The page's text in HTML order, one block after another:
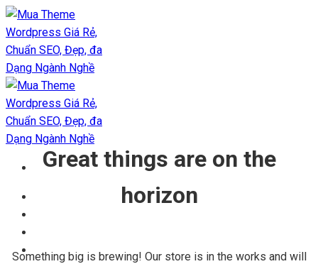
Chuyển
đến
nội
dung
Blog
Great things are on the
horizon
Something big is brewing! Our store is in the works and will